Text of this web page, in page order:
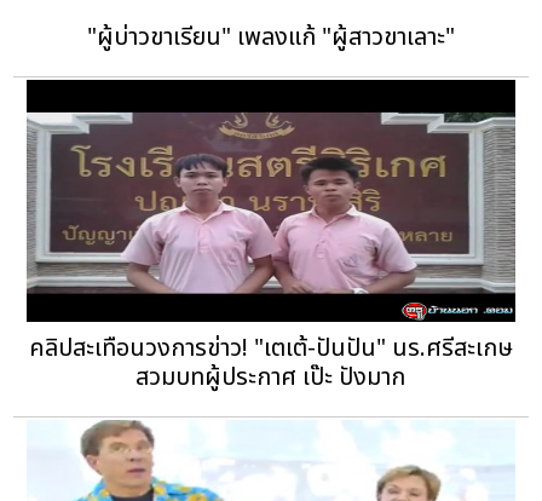
"ผู้บ่าวขาเรียน" เพลงแก้ "ผู้สาวขาเลาะ"
คลิปสะเทือนวงการข่าว! "เตเต้-ปันปัน" นร.ศรีสะเกษ
สวมบทผู้ประกาศ เป๊ะ ปังมาก